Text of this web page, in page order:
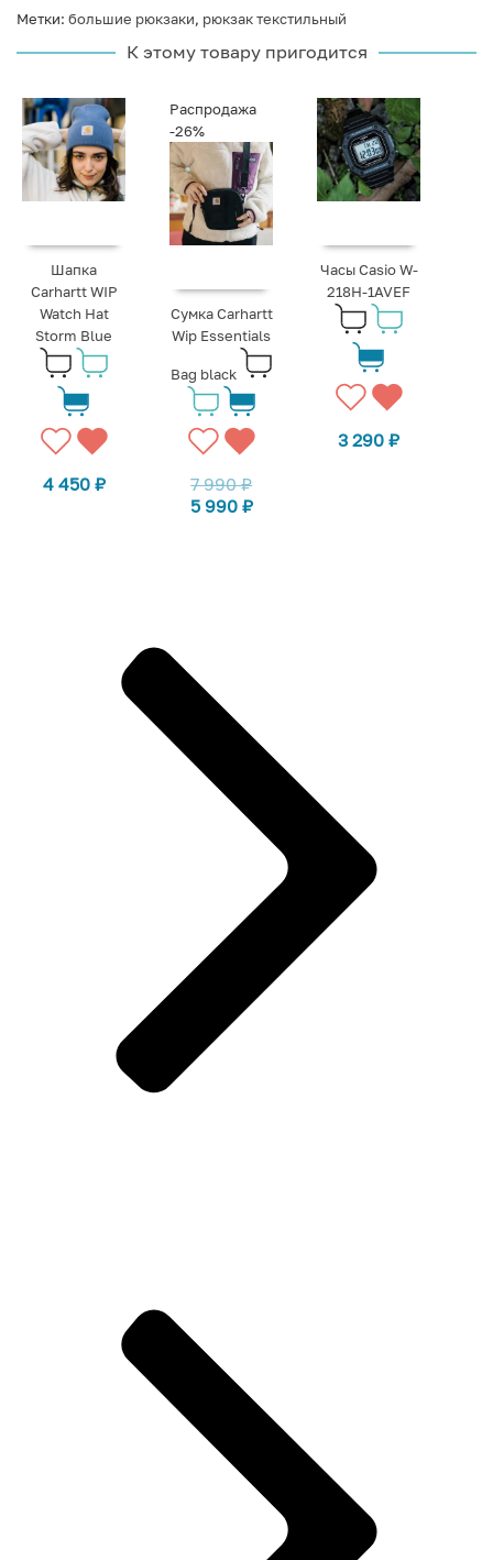
Метки: большие рюкзаки, рюкзак текстильный
К этому товару пригодится
Шапка
Carhartt WIP
Watch Hat
Storm Blue
4 450 ₽
Распродажа
-26%
Сумка Carhartt
Wip Essentials
Bag black
7 990₽
5 990 ₽
Часы Casio W-
218H-1AVEF
3 290₽